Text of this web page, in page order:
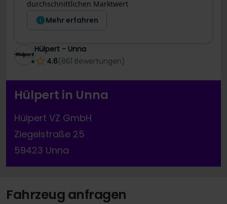
durchschnittlichen Marktwert
Mehr erfahren
Hülpert - Unna
4.6(861 Bewertungen)
Hülpert in Unna
Hülpert VZ GmbH
Ziegelstraße 25
59423 Unna
Fahrzeug anfragen